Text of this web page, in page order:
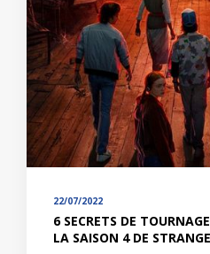
22/07/2022
6 SECRETS DE
LA SAISON 4 DE